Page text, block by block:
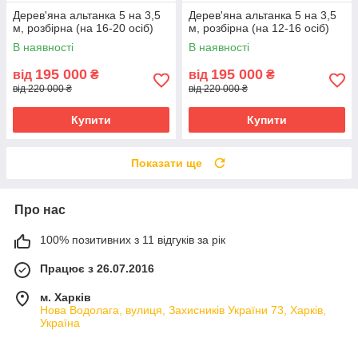
Дерев'яна альтанка 5 на 3,5
м, розбірна (на 16-20 осіб)
В наявності
від 195 000 ₴
від 220 000 ₴
Купити
Дерев'яна альтанка 5 на 3,5
м, розбірна (на 12-16 осіб)
В наявності
від 195 000 ₴
від 220 000 ₴
Купити
Показати ще
Про нас
100% позитивних з 11 відгуків за рік
Працює з 26.07.2016
м. Харків
Нова Водолага, вулиця, Захисників України 73, Харків,
Україна